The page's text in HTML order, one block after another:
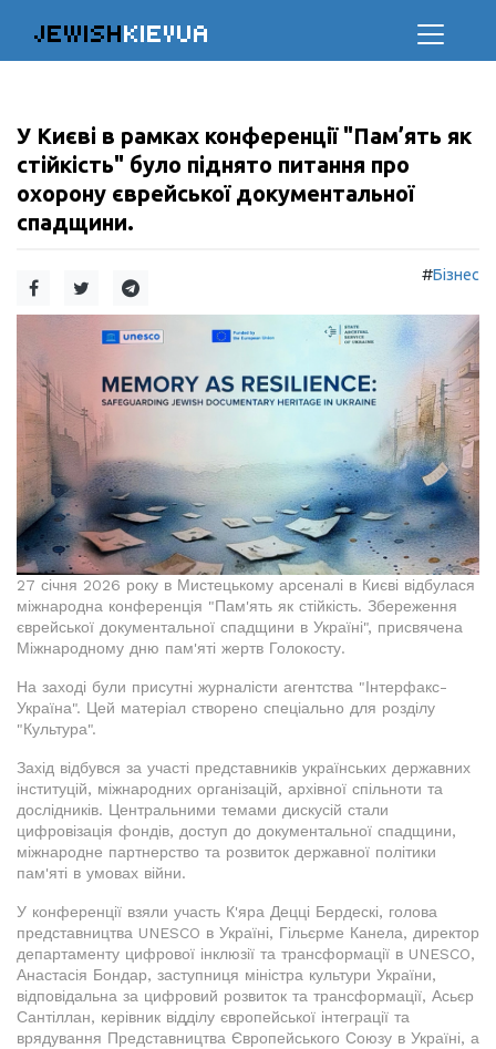
JEWISHKIEVUA
У Києві в рамках конференції "Пам’ять як
стійкість" було піднято питання про
охорону єврейської документальної
спадщини.
#Бізнес
27 січня 2026 року в Мистецькому арсеналі в Києві відбулася
міжнародна конференція "Пам'ять як стійкість. Збереження
єврейської документальної спадщини в Україні", присвячена
Міжнародному дню пам'яті жертв Голокосту.
На заході були присутні журналісти агентства "Інтерфакс-
Україна". Цей матеріал створено спеціально для розділу
"Культура".
Захід відбувся за участі представників українських державних
інституцій, міжнародних організацій, архівної спільноти та
дослідників. Центральними темами дискусій стали
цифровізація фондів, доступ до документальної спадщини,
міжнародне партнерство та розвиток державної політики
пам'яті в умовах війни.
У конференції взяли участь К'яра Децці Бердескі, голова
представництва UNESCO в Україні, Гільєрме Канела, директор
департаменту цифрової інклюзії та трансформації в UNESCO,
Анастасія Бондар, заступниця міністра культури України,
відповідальна за цифровий розвиток та трансформації, Асьєр
Сантіллан, керівник відділу європейської інтеграції та
врядування Представництва Європейського Союзу в Україні, а